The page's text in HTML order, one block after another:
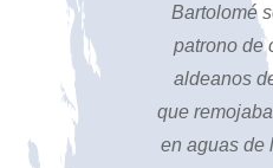
Bartolomé
patrono de
aldeanos
que
en aguas de